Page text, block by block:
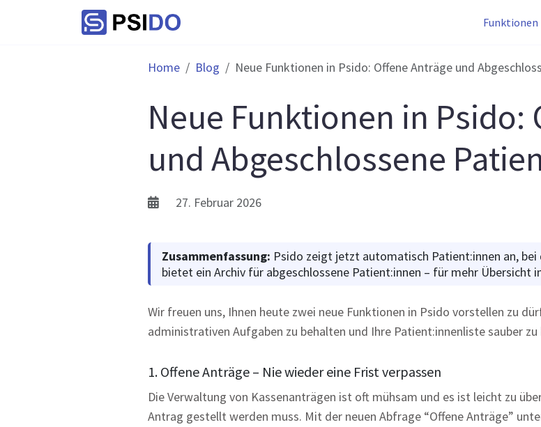
Funktionen
Home Blog Neue Funktionen in Psido: Offene Anträge und
Neue Funktionen in Psido:
und Abgeschlossene
27. Februar 2026
Zusammenfassung: Psido zeigt jetzt automatisch Patient:innen an,
bietet ein Archiv für abgeschlossene Patient:innen – für mehr Übersicht
Wir freuen uns, Ihnen heute zwei neue Funktionen in Psido vorstellen zu
administrativen Aufgaben zu behalten und Ihre Patient:innenliste sauber zu
1. Offene Anträge – Nie wieder eine Frist verpassen
Die Verwaltung von Kassenanträgen ist oft mühsam und es ist leicht zu
Antrag gestellt werden muss. Mit der neuen Abfrage “Offene Anträge”